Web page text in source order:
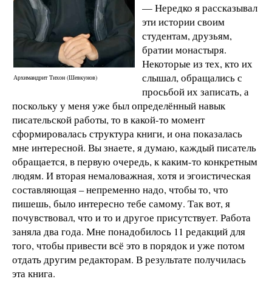
Архимандрит Тихон (Шевкунов)
— Нередко я рассказывал
эти истории своим
студентам, друзьям,
братии монастыря.
Некоторые из тех, кто их
слышал, обращались с
просьбой их записать, а
поскольку у меня уже был определённый навык
писательской работы, то в какой-то момент
сформировалась структура книги, и она показалась
мне интересной. Вы знаете, я думаю, каждый писатель
обращается, в первую очередь, к каким-то конкретным
людям. И вторая немаловажная, хотя и эгоистическая
составляющая – непременно надо, чтобы то, что
пишешь, было интересно тебе самому. Так вот, я
почувствовал, что и то и другое присутствует. Работа
заняла два года. Мне понадобилось 11 редакций для
того, чтобы привести всё это в порядок и уже потом
отдать другим редакторам. В результате получилась
эта книга.